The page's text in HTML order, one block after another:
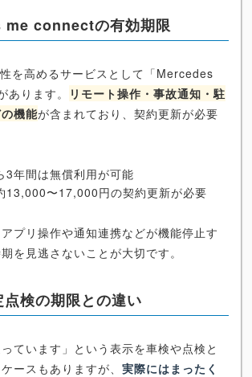
me connectの有効期限
を高めるサービスとして「Mercedes
ります。
リモート操作・事故通知・駐
機能が含まれており、契約更新が必要
3年間は無償利用が可能
13,000〜17,000円の契約更新が必要
プリ操作や通知連携などが機能停止す
を見逃さないことが大切です。
検の期限との違い
っています」という表示を車検や点検と
ースもありますが、 実際にはまったく